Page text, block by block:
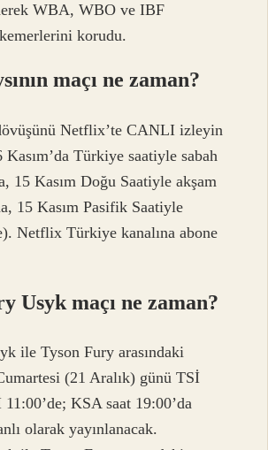
WBA, WBO ve IBF
korudu.
maçı ne zaman?
Netflix’te CANLI izleyin
Türkiye saatiyle sabah
15 Kasım Doğu Saatiyle akşam
15 Kasım Pasifik Saatiyle
Netflix Türkiye kanalına abone
Usyk maçı ne zaman?
ile Tyson Fury arasındaki
(21 Aralık) günü TSİ
KSA saat 19:00’da
olarak yayınlanacak.